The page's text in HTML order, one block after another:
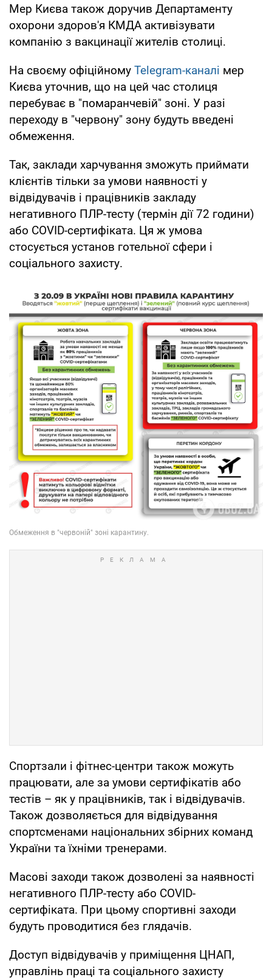
Мер Києва також доручив Департаменту
охорони здоров'я КМДА активізувати
компанію з вакцинації жителів столиці.
На своєму офіційному Telegram-каналі мер
Києва уточнив, що на цей час столиця
перебуває в "помаранчевій" зоні. У разі
переходу в "червону" зону будуть введені
обмеження.
Так, заклади харчування зможуть приймати
клієнтів тільки за умови наявності у
відвідувачів і працівників закладу
негативного ПЛР-тесту (термін дії 72 години)
або COVID-сертифіката. Ця ж умова
стосується установ готельної сфери і
соціального захисту.
Спортзали і фітнес-центри також можуть
працювати, але за умови сертифікатів або
тестів – як у працівників, так і відвідувачів.
Також дозволяється для відвідування
спортсменами національних збірних команд
України та їхніми тренерами.
Масові заходи також дозволені за наявності
негативного ПЛР-тесту або COVID-
сертифіката. При цьому спортивні заходи
будуть проводитися без глядачів.
Доступ відвідувачів у приміщення ЦНАП,
управлінь праці та соціального захисту